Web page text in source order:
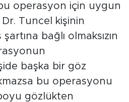
operasyon için uygun
Tuncel kişinin
bağlı olmaksızın
başka bir göz
bu operasyonu
gözlükten